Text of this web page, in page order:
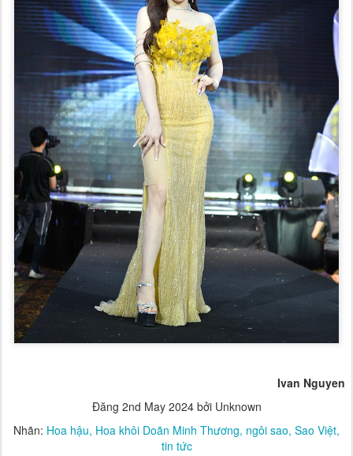
Ivan Nguyen
Đăng 2nd May 2024bởi Unknown
Nhãn: Hoa hậu Hoa khôi Doãn Minh Thương ngôi sao Sao Việt
tin tức